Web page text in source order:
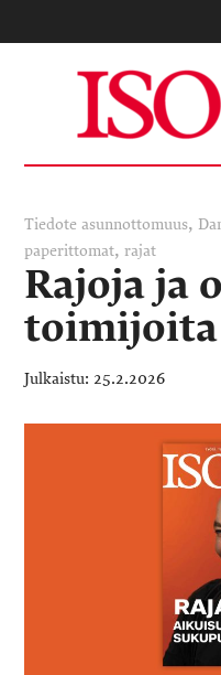
Tiedote asunnottomuus,
paperittomat,rajat
Rajoja ja
toimijoita
25.2.2026